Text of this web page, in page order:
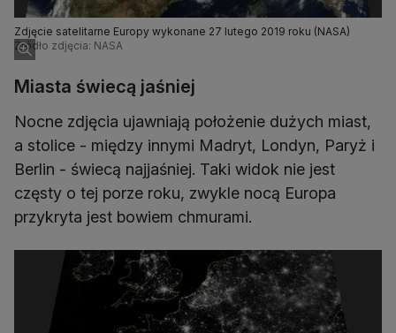
Zdjęcie satelitarne Europy wykonane 27 lutego 2019 roku (NASA)
Źródło zdjęcia: NASA
Miasta świecą jaśniej
Nocne zdjęcia ujawniają położenie dużych miast,
a stolice - między innymi Madryt, Londyn, Paryż i
Berlin - świecą najjaśniej. Taki widok nie jest
częsty o tej porze roku, zwykle nocą Europa
przykryta jest bowiem chmurami.